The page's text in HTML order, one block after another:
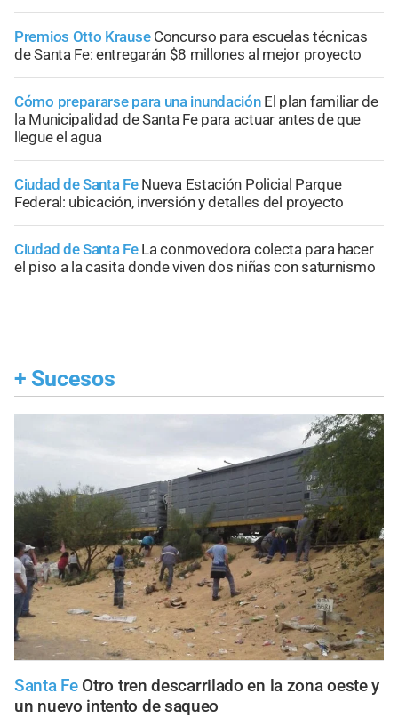
Premios Otto Krause Concurso para escuelas técnicas
de Santa Fe: entregarán $8 millones al mejor proyecto
Cómo prepararse para una inundación El plan familiar de
la Municipalidad de Santa Fe para actuar antes de que
llegue el agua
Ciudad de Santa Fe Nueva Estación Policial Parque
Federal: ubicación, inversión y detalles del proyecto
Ciudad de Santa Fe La conmovedora colecta para hacer
el piso a la casita donde viven dos niñas con saturnismo
+ Sucesos
Santa Fe Otro tren descarrilado en la zona oeste y
un nuevo intento de saqueo